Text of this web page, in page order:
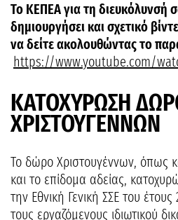
Το ΚΕΠΕΑ για τη διευκόλυνσή
δημιουργήσει και σχετικό
να δείτε ακολουθώντας το
https://www.youtube.com/
ΚΑΤΟΧΥΡΩΣΗ
ΧΡΙΣΤΟΥΓΕΝΝΩΝ
Το δώρο Χριστουγέννων, όπως
και το επίδομα αδείας,
την Εθνική Γενική ΣΣΕ του
τους εργαζόμενους ιδιωτικού